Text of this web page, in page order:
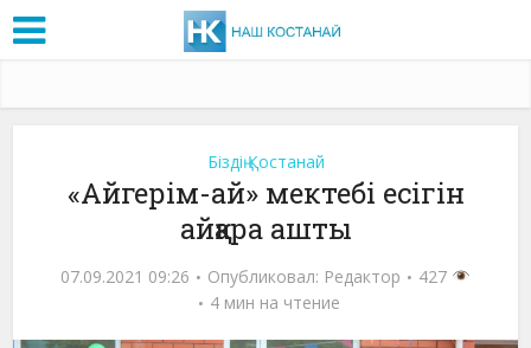
Біздің Қостанай
«Айгерім-ай» мектебі есігін
айқара ашты
07.09.2021 09:26 Опубликовал: Редактор
427
4 мин на чтение